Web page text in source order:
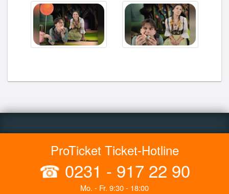
ProTicket Ticket-Hotline
☎ 0231 - 917 22 90
Mo. - Fr. 9:30 - 18:00